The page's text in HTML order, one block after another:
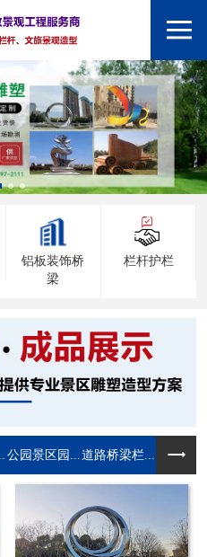
铝板装饰桥
梁
栏杆护栏
公园景区园... 道路桥梁栏...